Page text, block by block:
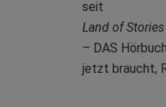
seit
Land of Stories
– DAS
jetzt braucht,